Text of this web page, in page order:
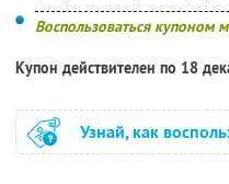
Воспользоваться купоном
Купон действителен по 18
Узнай, как